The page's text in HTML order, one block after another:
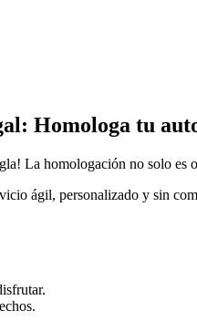
Homologa tu
La homologación no solo
ágil, personalizado y sin